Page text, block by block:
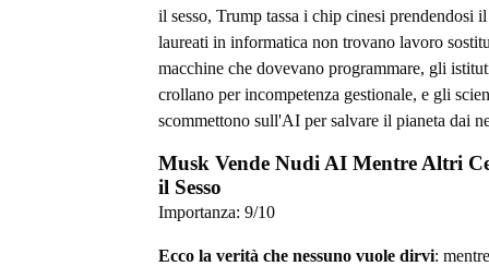
il sesso, Trump tassa i chip cinesi prendendosi
laureati in informatica non trovano lavoro
macchine che dovevano programmare, gli
crollano per incompetenza gestionale, e gli
scommettono sull'AI per salvare il pianeta dai
Musk Vende Nudi AI Mentre Altri
il Sesso
Importanza: 9/10
Ecco la verità che nessuno vuole dirvi: